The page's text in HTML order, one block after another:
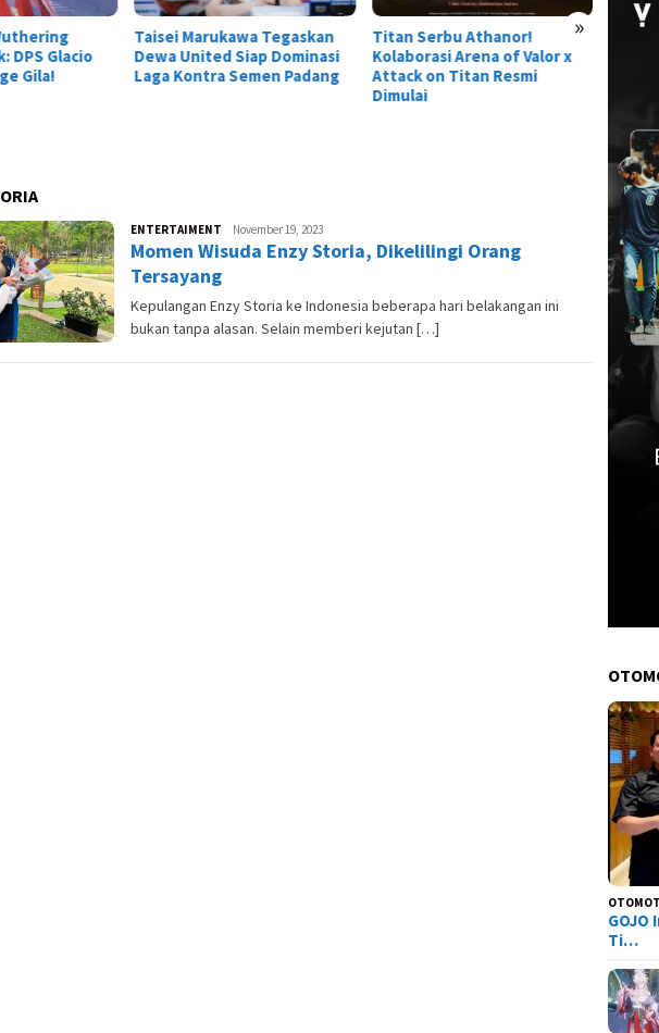
»
DPS Glacio
Gila!
Taisei Marukawa Tegaskan
Dewa United Siap Dominasi
Laga Kontra Semen Padang
Titan Serbu Athanor!
Kolaborasi Arena of Valor x
Attack on Titan Resmi
Dimulai
ENTERTAIMENT Andesma
Candra
November 19, 2023
Momen Wisuda Enzy Storia, Dikelilingi Orang
Tersayang
Kepulangan Enzy Storia ke Indonesia beberapa hari belakangan ini
bukan tanpa alasan. Selain memberi kejutan […]
GOJO
Ti…